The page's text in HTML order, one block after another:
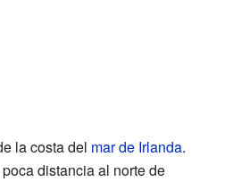
la costa del mar de Irlanda.
distancia al norte de